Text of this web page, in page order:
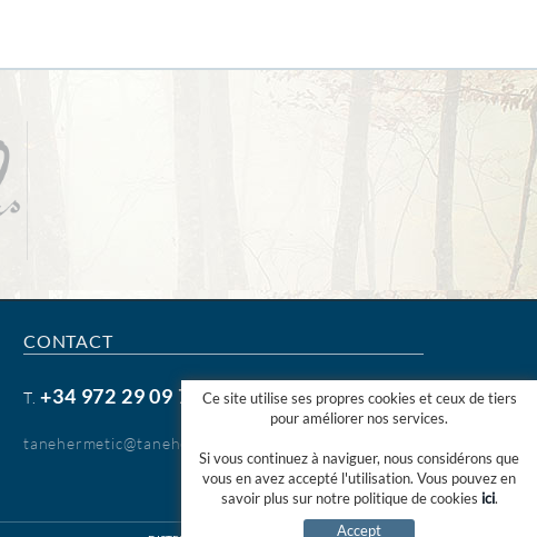
CONTACT
T.+34 972 29 09 77
tanehermetic@tanehermetic.com
Ce site utilise ses propres cookies et ceux de tiers
pour améliorer nos services.
Si vous continuez à naviguer, nous considérons que
vous en avez accepté l'utilisation. Vous pouvez en
savoir plus sur notre politique de cookies ici.
Accept